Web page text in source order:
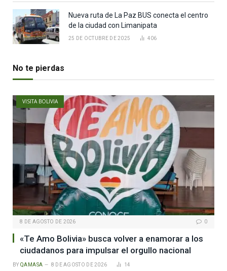
Nueva ruta de La Paz BUS conecta el centro
de la ciudad con Limanipata
25 DE OCTUBRE DE 2025 406
No te pierdas
VISITA BOLIVIA
8 DE AGOSTO DE 2026 0
«Te Amo Bolivia» busca volver a enamorar a los
ciudadanos para impulsar el orgullo nacional
BY QAMASA 8 DE AGOSTO DE 2026 14